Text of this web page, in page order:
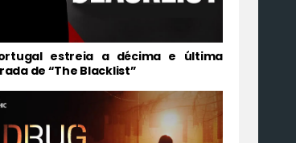
estreia a décima e última
de “The Blacklist”